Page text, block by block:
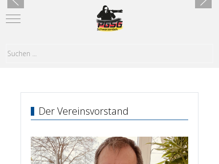
Mobile Menu Toggle
Der Vereinsvorstand